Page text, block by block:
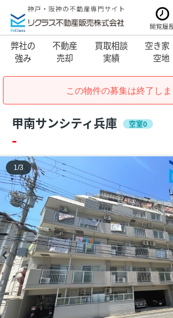
弊社の
強み
不動産
売却
買取相談
実績
空き家
空地
この物件の募集は終了しま
甲南サンシティ兵庫 空室0
-
1/3